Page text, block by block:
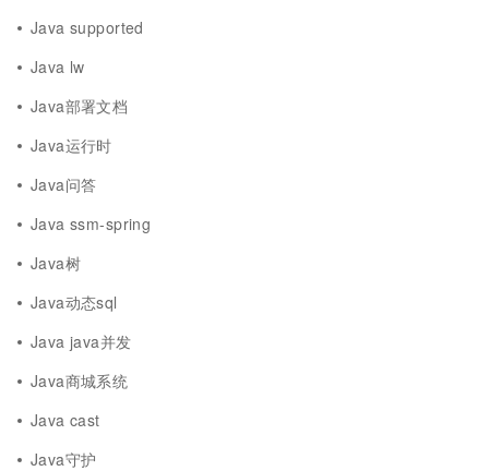
Java supported
Java lw
Java部署文档
Java运行时
Java问答
Java ssm-spring
Java树
Java动态sql
Java java并发
Java商城系统
Java cast
Java守护